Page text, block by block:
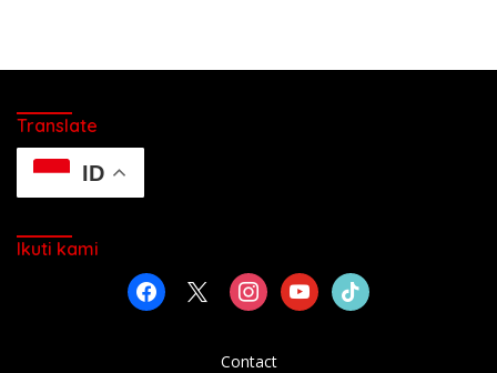
Translate
ID
Ikuti kami
facebook instagramyoutubetiktok
Contact